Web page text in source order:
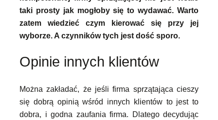
taki prosty jak mogłoby się to wydawać. Warto
zatem wiedzieć czym kierować się przy jej
wyborze. A czynników tych jest dość sporo.
Opinie innych klientów
Można zakładać, że jeśli firma sprzątająca cieszy
się dobrą opinią wśród innych klientów to jest to
dobra, i godna zaufania firma. Dlatego decydując